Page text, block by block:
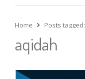
Home Posts tagged:
aqidah